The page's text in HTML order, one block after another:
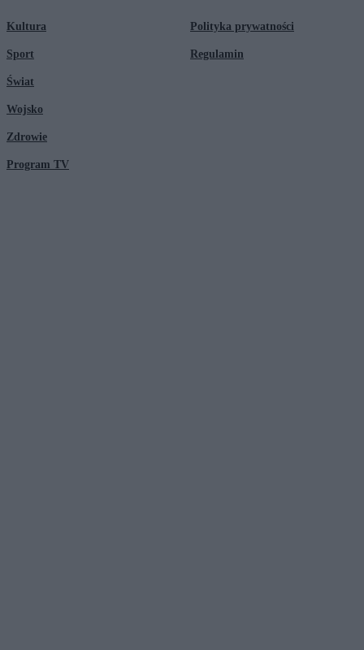
Kultura
Sport
Świat
Wojsko
Zdrowie
Program TV
Polityka prywatności
Regulamin